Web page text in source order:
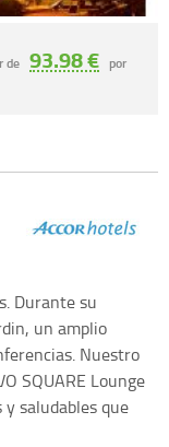
de 93.98 € por
Durante su
un amplio
Nuestro
SQUARE Lounge
saludables que